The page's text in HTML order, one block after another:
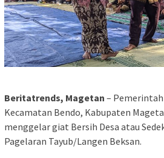
Beritatrends, Magetan –
Kecamatan Bendo, Kabupaten
menggelar giat Bersih Desa atau
Pagelaran Tayub/Langen Beksan.